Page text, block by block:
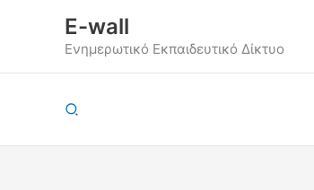
περιεχόμενο
E-wall
Ενημερωτικό Εκπαιδευτικό Δίκτυο
Αναζήτηση